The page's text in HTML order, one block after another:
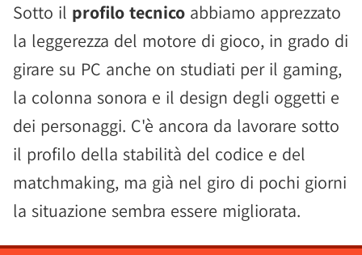
Sotto il profilo tecnico abbiamo apprezzato
la leggerezza del motore di gioco, in grado di
girare su PC anche on studiati per il gaming,
la colonna sonora e il design degli oggetti e
dei personaggi. C'è ancora da lavorare sotto
il profilo della stabilità del codice e del
matchmaking, ma già nel giro di pochi giorni
la situazione sembra essere migliorata.